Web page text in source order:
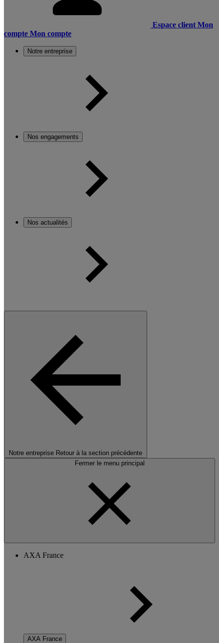
Espace client Mon
compte Mon compte
Notre entreprise
Nos engagements
Nos actualités
Notre entreprise Retour à la section précédente
Fermer le menu principal
AXA France
AXA France